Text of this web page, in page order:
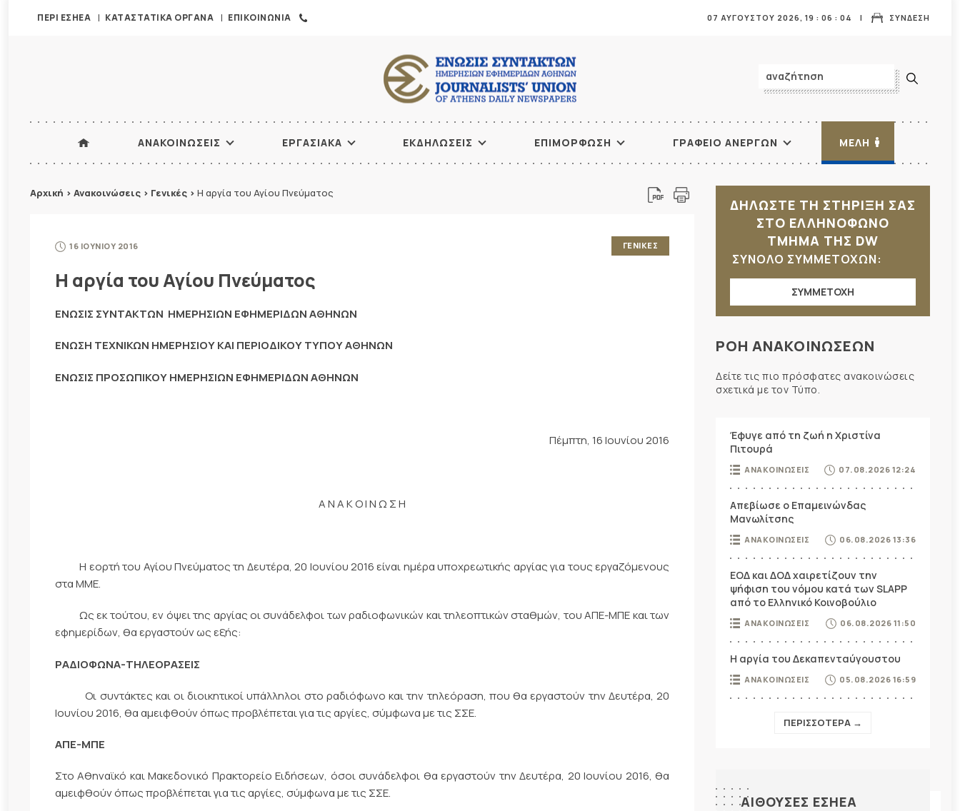
ΠΕΡΙ ΕΣΗΕΑ ΚΑΤΑΣΤΑΤΙΚΑ ΟΡΓΑΝΑ ΕΠΙΚΟΙΝΩΝΙΑ ΣΥΝΔΕΣΗ
07 ΑΥΓΟΥΣΤΟΥ 2026, 19 : 06 : 06
ΑΝΑΚΟΙΝΩΣΕΙΣ ΕΡΓΑΣΙΑΚΑ ΕΚΔΗΛΩΣΕΙΣ ΕΠΙΜΟΡΦΩΣΗ ΓΡΑΦΕΙΟ ΑΝΕΡΓΩΝ ΜΕΛΗ
Αρχική > Ανακοινώσεις > Γενικές > Η αργία του Αγίου Πνεύματος
16 ΙΟΥΝΙΟΥ 2016 ΓΕΝΙΚΕΣ
Η αργία του Αγίου Πνεύματος
ΕΝΩΣΙΣ ΣΥΝΤΑΚΤΩΝ ΗΜΕΡΗΣΙΩΝ ΕΦΗΜΕΡΙΔΩΝ ΑΘΗΝΩΝ
ΕΝΩΣΗ ΤΕΧΝΙΚΩΝ ΗΜΕΡΗΣΙΟΥ ΚΑΙ ΠΕΡΙΟΔΙΚΟΥ ΤΥΠΟΥ ΑΘΗΝΩΝ
ΕΝΩΣΙΣ ΠΡΟΣΩΠΙΚΟΥ ΗΜΕΡΗΣΙΩΝ ΕΦΗΜΕΡΙΔΩΝ ΑΘΗΝΩΝ
Πέμπτη, 16 Ιουνίου 2016
Α Ν Α Κ Ο Ι Ν Ω Σ Η
Η εορτή του Αγίου Πνεύματος τη Δευτέρα, 20 Ιουνίου 2016 είναι ημέρα υποχρεωτικής αργίας για τους εργαζόμενους
στα ΜΜΕ.
Ως εκ τούτου, εν όψει της αργίας οι συνάδελφοι των ραδιοφωνικών και τηλεοπτικών σταθμών, του ΑΠΕ-ΜΠΕ και των
εφημερίδων, θα εργαστούν ως εξής:
ΡΑΔΙΟΦΩΝΑ-ΤΗΛΕΟΡΑΣΕΙΣ
Οι συντάκτες και οι διοικητικοί υπάλληλοι στο ραδιόφωνο και την τηλεόραση, που θα εργαστούν την Δευτέρα, 20
Ιουνίου 2016, θα αμειφθούν όπως προβλέπεται για τις αργίες, σύμφωνα με τις ΣΣΕ.
ΑΠΕ-ΜΠΕ
Στο Αθηναϊκό και Μακεδονικό Πρακτορείο Ειδήσεων, όσοι συνάδελφοι θα εργαστούν την Δευτέρα, 20 Ιουνίου 2016, θα
αμειφθούν όπως προβλέπεται για τις αργίες, σύμφωνα με τις ΣΣΕ.
ΔΗΛΩΣΤΕ ΤΗ ΣΤΗΡΙΞΗ ΣΑΣ
ΣΤΟ ΕΛΛΗΝΟΦΩΝΟ
ΤΜΗΜΑ ΤΗΣ DW
ΣΥΝΟΛΟ ΣΥΜΜΕΤΟΧΩΝ:
ΣΥΜΜΕΤΟΧΗ
ΡΟΗ ΑΝΑΚΟΙΝΩΣΕΩΝ
Δείτε τις πιο πρόσφατες ανακοινώσεις
σχετικά με τον Τύπο.
Έφυγε από τη ζωή η Χριστίνα
Πιτουρά
ΑΝΑΚΟΙΝΩΣΕΙΣ 07.08.2026 12:24
Απεβίωσε ο Επαμεινώνδας
Μανωλίτσης
ΑΝΑΚΟΙΝΩΣΕΙΣ 06.08.2026 13:36
ΕΟΔ και ΔΟΔ χαιρετίζουν την
ψήφιση του νόμου κατά των SLAPP
από το Ελληνικό Κοινοβούλιο
ΑΝΑΚΟΙΝΩΣΕΙΣ 06.08.2026 11:50
Η αργία του Δεκαπενταύγουστου
ΑΝΑΚΟΙΝΩΣΕΙΣ 05.08.2026 16:59
ΠΕΡΙΣΣΟΤΕΡΑ →
ΑΙΘΟΥΣΕΣ ΕΣΗΕΑ